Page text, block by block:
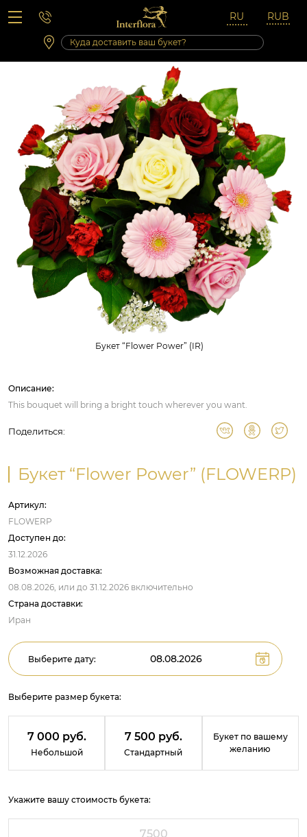
Вопросы-ответы
Сб 10:00 ‐ 14:00
Выходные и праздничные дни
Букет “Flower Power” (IR)
Описание:
This bouquet will bring a bright touch wherever you want.
Поделиться:
Букет “Flower Power” (FLOWERP)
Артикул:
FLOWERP
Доступен до:
31.12.2026
Возможная доставка:
08.08.2026, или до 31.12.2026 включительно
Страна доставки:
Иран
Выберите дату:
Выберите размер букета:
7 000 руб.
Небольшой
7 500 руб.
Стандартный
Букет по вашему
желанию
Укажите вашу стоимость букета: